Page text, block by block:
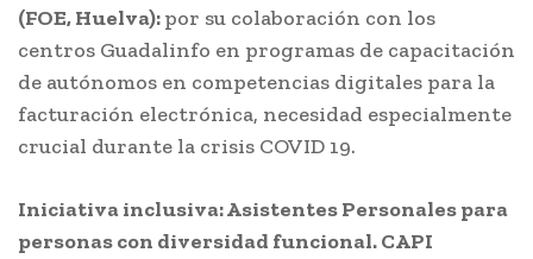
(FOE, Huelva):por su colaboración con los
centros Guadalinfo en programas de capacitación
de autónomos en competencias digitales para la
facturación electrónica, necesidad especialmente
crucial durante la crisis COVID 19.
Iniciativa inclusiva:Asistentes Personales para
personas con diversidad funcional. CAPI